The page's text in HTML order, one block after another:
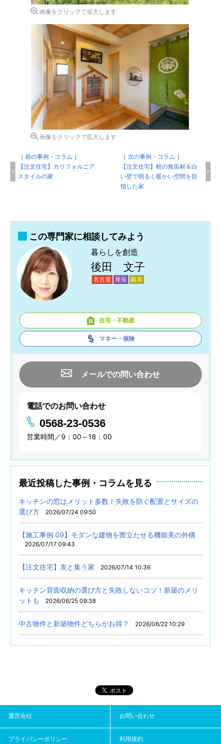
画像をクリックで拡大します
画像をクリックで拡大します
［ 前の事例・コラム ］
【注文住宅】カリフォルニア
スタイルの家
［ 次の事例・コラム ］
【注文住宅】桧の無垢材＆白
い壁で明るく暖かい空間を目
指した家
この専門家に相談してみよう
暮らしを創造
後田 文子
名古屋 尾張 岐阜
住宅・不動産
マネー・保険
メールでの問い合わせ
電話でのお問い合わせ
0568-23-0536
営業時間／9：00～18：00
最近投稿した事例・コラムを見る
キッチンの窓はメリット多数！失敗を防ぐ配置とサイズの
選び方
2026/07/24 09:50
【施工事例 09】モダンな建物を際立たせる機能美の外構
2026/07/17 09:43
【注文住宅】友と集う家 2026/07/14 10:36
キッチン背面収納の選び方と失敗しないコツ！新築のメリ
ットも
2026/06/25 09:38
中古物件と新築物件どちらがお得？ 2026/06/22 10:29
運営会社 お問い合わせ
プライバシーポリシー 利用規約